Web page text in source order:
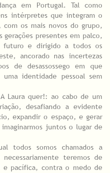
em Portugal. Tal como
intérpretes que integram o
os mais novos do grupo,
presentes em palco,
futuro e dirigido a todos os
ancorado nas incertezas
de desassossego em que
identidade pessoal sem
Laura quer!: ao cabo de um
desafiando a evidente
expandir o espaço, e gerar
juntos o lugar de
todos somos chamados a
teremos de
e pacífica, contra o medo de